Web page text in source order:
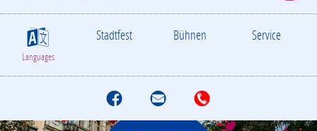
S
Languages
Stadtfest Bühnen Service
f M T